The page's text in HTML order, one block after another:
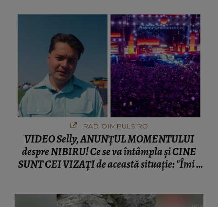
RADIOIMPULS.RO
VIDEO Selly, ANUNȚUL MOMENTULUI
despre NIBIRU! Ce se va întâmpla și CINE
SUNT CEI VIZAȚI de această situație: "Îmi e